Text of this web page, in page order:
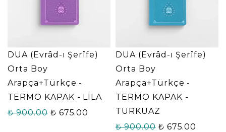
DUA (Evrâd-ı Şerîfe)
Orta Boy
Arapça+Türkçe -
TERMO KAPAK - LİLA
₺ 900.00 ₺ 675.00
DUA (Evrâd-ı Şerîfe)
Orta Boy
Arapça+Türkçe -
TERMO KAPAK -
TURKUAZ
₺ 900.00 ₺ 675.00